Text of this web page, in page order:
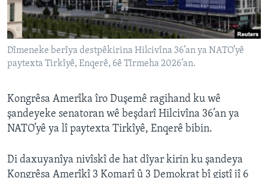
ÇAND Û HUNER
SERNIVÎS
SORANÎ
FOLLOW US
Zimanên Din
Dîmeneke berîya destpêkirina Hilcivîna 36’an ya NATO’yê
paytexta Tirkîyê, Enqerê, 6ê Tîrmeha 2026’an.
Kongrêsa Amerîka îro Duşemê ragihand ku wê
şandeyeke senatoran wê beşdarî Hilcivîna 36’an ya
NATO’yê ya lî paytexta Tirkîyê, Enqerê bibin.
Di daxuyanîya nivîskî de hat dîyar kirin ku şandeya
Kongrêsa Amerîkî 3 Komarî û 3 Demokrat bî giştî jî 6